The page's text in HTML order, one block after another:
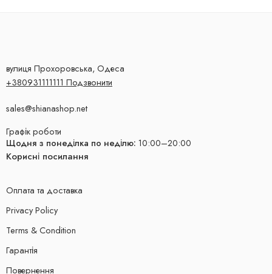
вулиця Прохоровська, Одеса
+380931111111 Подзвонити
sales@shianashop.net
Графік роботи
Щодня з понеділка по неділю: 10:00–20:00
Корисні посилання
Оплата та доставка
Privacy Policy
Terms & Condition
Гарантія
Повернення